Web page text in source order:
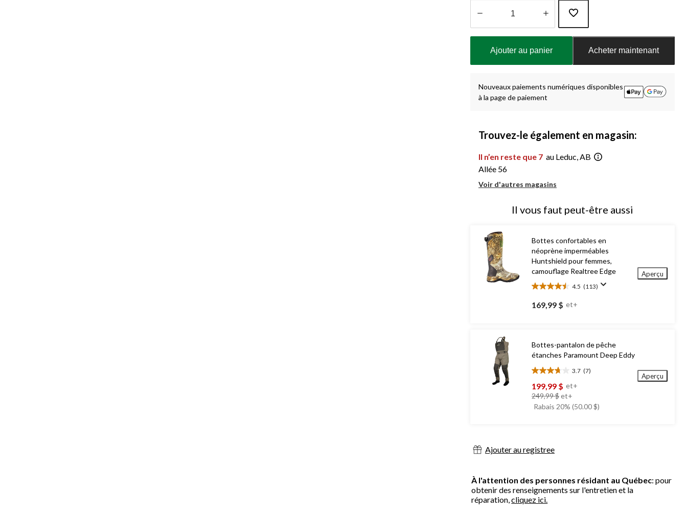
Ajouter au panier Acheter maintenant
Nouveaux paiements numériques disponibles
à la page de paiement
Trouvez-le également en magasin:
Il n’en reste que 7 au Leduc, AB
Allée 56
Voir d'autres magasins
Il vous faut peut-être aussi
Bottes confortables en
néoprène imperméables
Huntshield pour femmes,
camouflage Realtree Edge
4.5 (113)
4.5
étoile(s)
sur
169,99 $ et+
Aperçu
Bottes-pantalon de pêche
étanches Paramount Deep Eddy
3.7 (7)
3.7
étoile(s)
sur
5.
199,99 $ et+
249,99 $et+
était
Rabais 20% (50.00 $)
Aperçu
Ajouter au registree
À l'attention des personnes résidant au Québec: pour
obtenir des renseignements sur l'entretien et la
réparation,cliquez ici.